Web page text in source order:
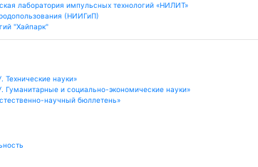
лаборатория импульсных технологий «НИЛИТ»
(НИИГиП)
"Хайпарк"
Технические науки»
Гуманитарные и социально-экономические науки»
научный бюллетень»